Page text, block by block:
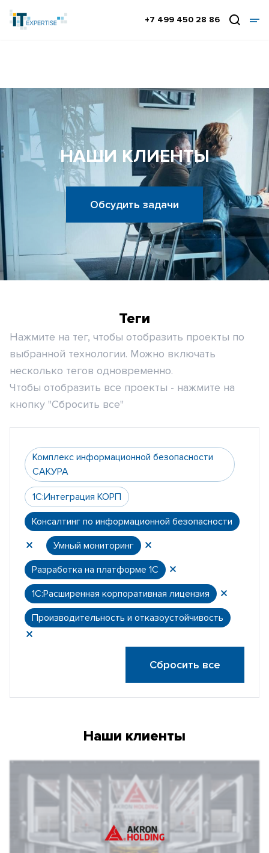
+7 499 450 28 86
НАШИ КЛИЕНТЫ
Обсудить задачи
Теги
Нажмите на тег, чтобы отобразить проекты по
выбранной технологии. Можно включать
несколько тегов одновременно.
Чтобы отобразить все проекты - нажмите на
кнопку "Сбросить все"
Комплекс информационной безопасности
САКУРА
1С:Интеграция КОРП
Консалтинг по информационной безопасности
Умный мониторинг
Разработка на платформе 1С
1С:Расширенная корпоративная лицензия
Производительность и отказоустойчивость
Сбросить все
Наши клиенты